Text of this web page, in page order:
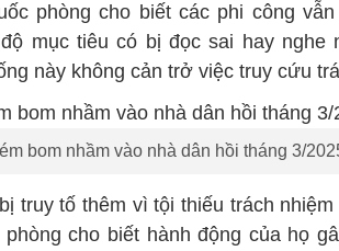
phòng cho biết các phi công
mục tiêu có bị đọc sai hay nghe
này không cản trở việc truy cứu
bom nhầm vào nhà dân hồi tháng 3/
truy tố thêm vì tội thiếu trách
cho biết hành động của họ